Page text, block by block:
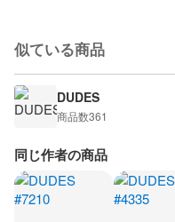
似ている商品
DUDES
商品数361
同じ作者の商品